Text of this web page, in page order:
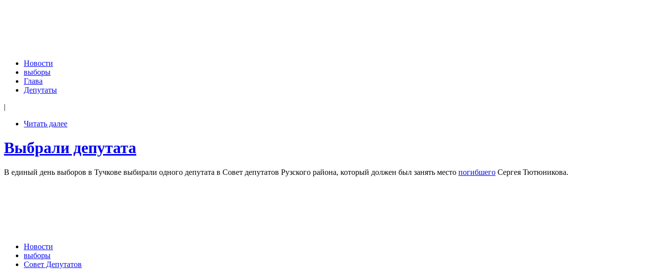
Новости
выборы
Глава
Депутаты
|
Читать далее
Выбрали депутата
В единый день выборов в Тучкове выбирали одного депутата в Совет депутатов Рузского района, который должен был занять место погибшего Сергея Тютюникова.
Новости
выборы
Совет Депутатов